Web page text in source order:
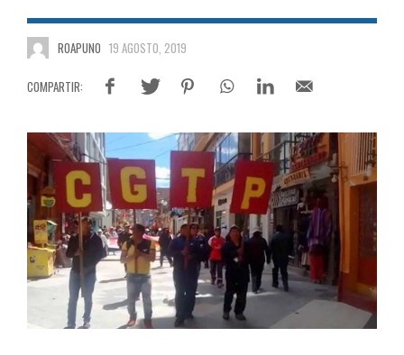
ROAPUNO 19 AGOSTO, 2019